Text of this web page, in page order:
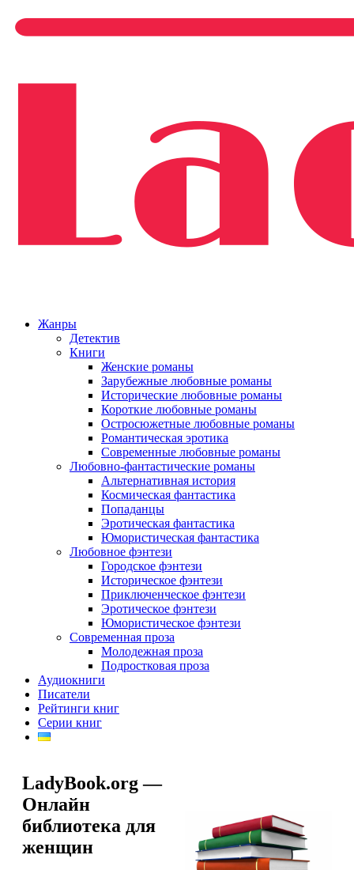
Жанры
Детектив
Книги
Женские романы
Зарубежные любовные романы
Исторические любовные романы
Короткие любовные романы
Остросюжетные любовные романы
Романтическая эротика
Современные любовные романы
Любовно-фантастические романы
Альтернативная история
Космическая фантастика
Попаданцы
Эротическая фантастика
Юмористическая фантастика
Любовное фэнтези
Городское фэнтези
Историческое фэнтези
Приключенческое фэнтези
Эротическое фэнтези
Юмористическое фэнтези
Современная проза
Молодежная проза
Подростковая проза
Аудиокниги
Писатели
Рейтинги книг
Серии книг
LadyBook.org —
Онлайн
библиотека для
женщин